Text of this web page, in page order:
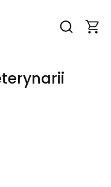
Otwórz